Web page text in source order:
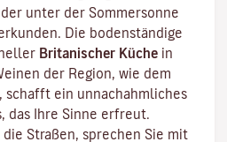
unter der Sommersonne
Die bodenständige
Britanischer Küche in
der Region, wie dem
, schafft ein unnachahmliches
das Ihre Sinne erfreut.
Straßen, sprechen Sie mit